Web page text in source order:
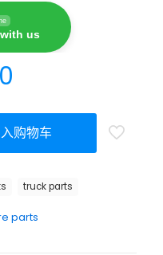
us
购物车
parts
truck parts